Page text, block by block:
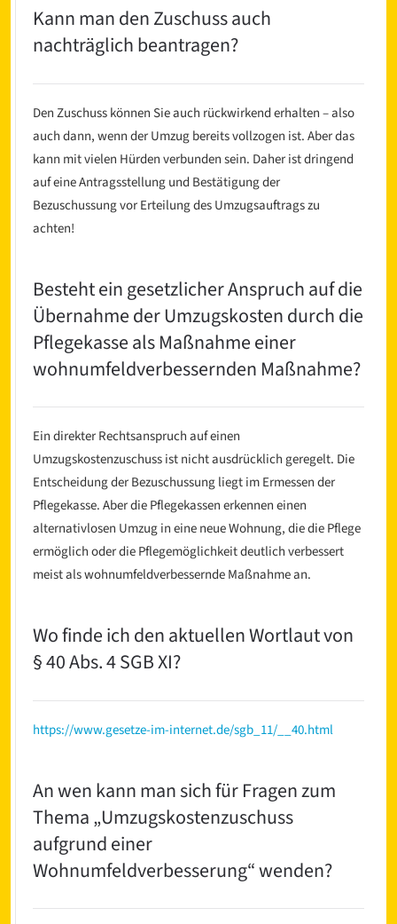
Kann man den Zuschuss auch
nachträglich beantragen?
Den Zuschuss können Sie auch rückwirkend erhalten – also
auch dann, wenn der Umzug bereits vollzogen ist. Aber das
kann mit vielen Hürden verbunden sein. Daher ist dringend
auf eine Antragsstellung und Bestätigung der
Bezuschussung vor Erteilung des Umzugsauftrags zu
achten!
Besteht ein gesetzlicher Anspruch auf die
Übernahme der Umzugskosten durch die
Pflegekasse als Maßnahme einer
wohnumfeldverbessernden Maßnahme?
Ein direkter Rechtsanspruch auf einen
Umzugskostenzuschuss ist nicht ausdrücklich geregelt. Die
Entscheidung der Bezuschussung liegt im Ermessen der
Pflegekasse. Aber die Pflegekassen erkennen einen
alternativlosen Umzug in eine neue Wohnung, die die Pflege
ermöglich oder die Pflegemöglichkeit deutlich verbessert
meist als wohnumfeldverbessernde Maßnahme an.
Wo finde ich den aktuellen Wortlaut von
§ 40 Abs. 4 SGB XI?
https://www.gesetze-im-internet.de/sgb_11/__40.html
An wen kann man sich für Fragen zum
Thema „Umzugskostenzuschuss
aufgrund einer
Wohnumfeldverbesserung“ wenden?